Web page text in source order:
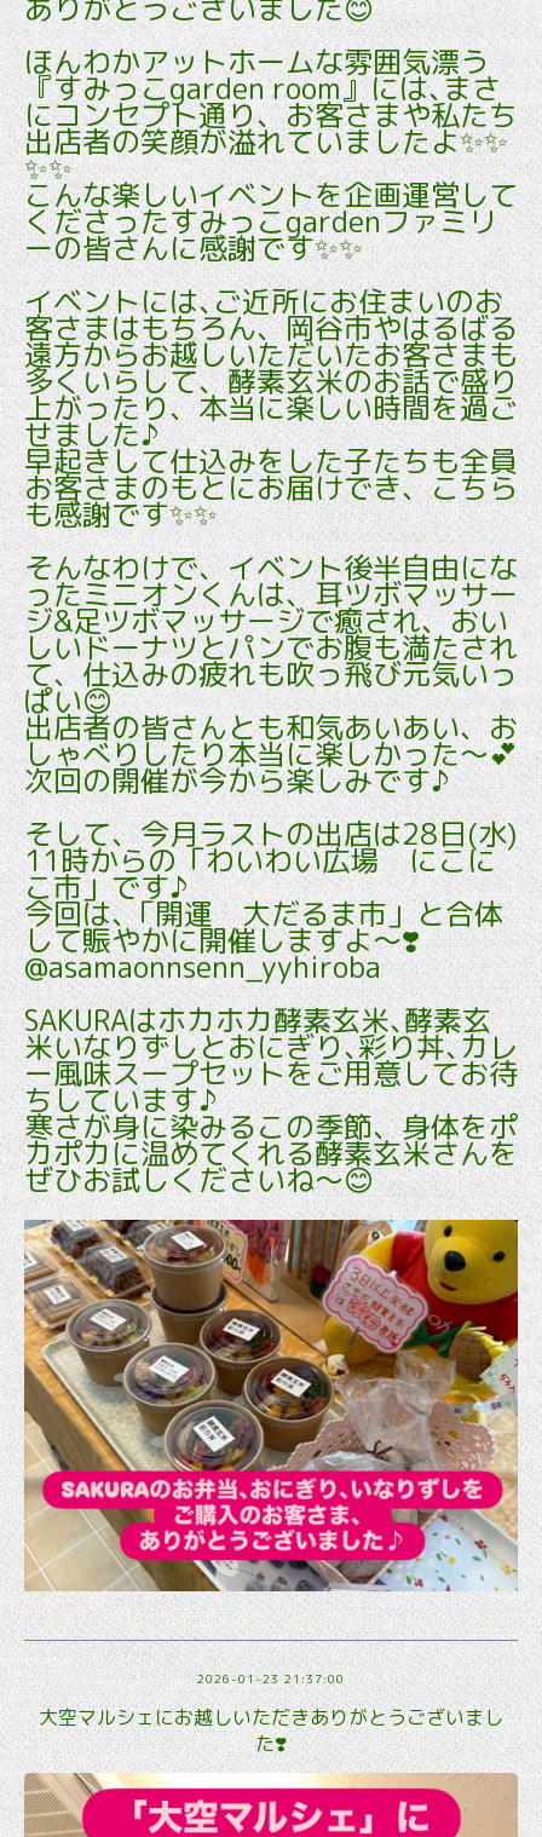
ありがとうございました😊
ほんわかアットホームな雰囲気漂う
『すみっこgarden room』には､まさ
にコンセプト通り、お客さまや私たち
出店者の笑顔が溢れていましたよ✨✨
✨✨
こんな楽しいイベントを企画運営して
くださったすみっこgardenファミリ
ーの皆さんに感謝です✨✨
イベントには､ご近所にお住まいのお
客さまはもちろん、岡谷市やはるばる
遠方からお越しいただいたお客さまも
多くいらして、酵素玄米のお話で盛り
上がったり、本当に楽しい時間を過ご
せました♪
早起きして仕込みをした子たちも全員
お客さまのもとにお届けでき、こちら
も感謝です✨✨
そんなわけで、イベント後半自由にな
ったミニオンくんは、耳ツボマッサー
ジ&足ツボマッサージで癒され、おい
しいドーナツとパンでお腹も満たされ
て、仕込みの疲れも吹っ飛び元気いっ
ぱい😊
出店者の皆さんとも和気あいあい、お
しゃべりしたり本当に楽しかった～💕
次回の開催が今から楽しみです♪
そして、今月ラストの出店は28日(水)
11時からの「わいわい広場 にこに
こ市」です♪
今回は､「開運 大だるま市」と合体
して賑やかに開催しますよ～❣️
@asamaonnsenn_yyhiroba
SAKURAはホカホカ酵素玄米､酵素玄
米いなりずしとおにぎり､彩り丼､カレ
ー風味スープセットをご用意してお待
ちしています♪
寒さが身に染みるこの季節、身体をポ
カポカに温めてくれる酵素玄米さんを
ぜひお試しくださいね～😊
2026-01-23 21:37:00
大空マルシェにお越しいただきありがとうございまし
た❣️